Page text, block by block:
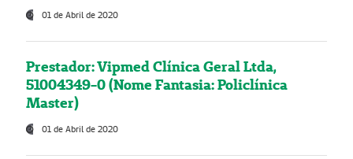
01 de Abril de 2020
Prestador: Vipmed Clínica Geral Ltda,
51004349-0 (Nome Fantasia: Policlínica
Master)
01 de Abril de 2020